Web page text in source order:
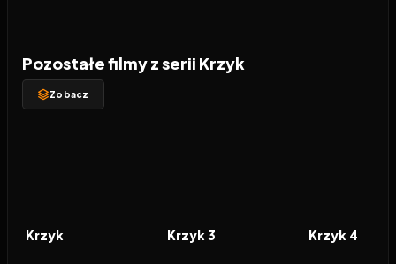
Pozostałe filmy z serii Krzyk
Zobacz
FILM
Krzyk FILM
Krzyk 3 FILM
Krzyk 4